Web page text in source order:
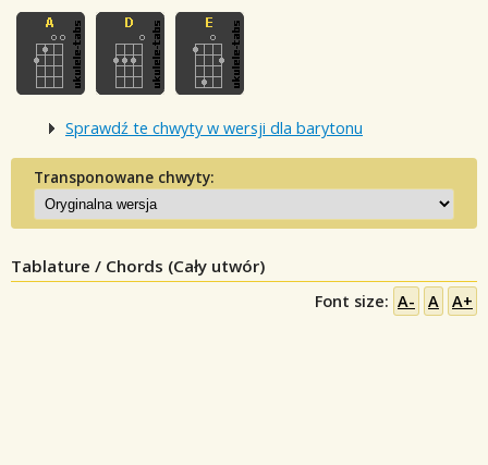
Sprawdź te chwyty w wersji dla barytonu
Transponowane chwyty:
Tablature / Chords (Cały utwór)
Font size: A- A A+